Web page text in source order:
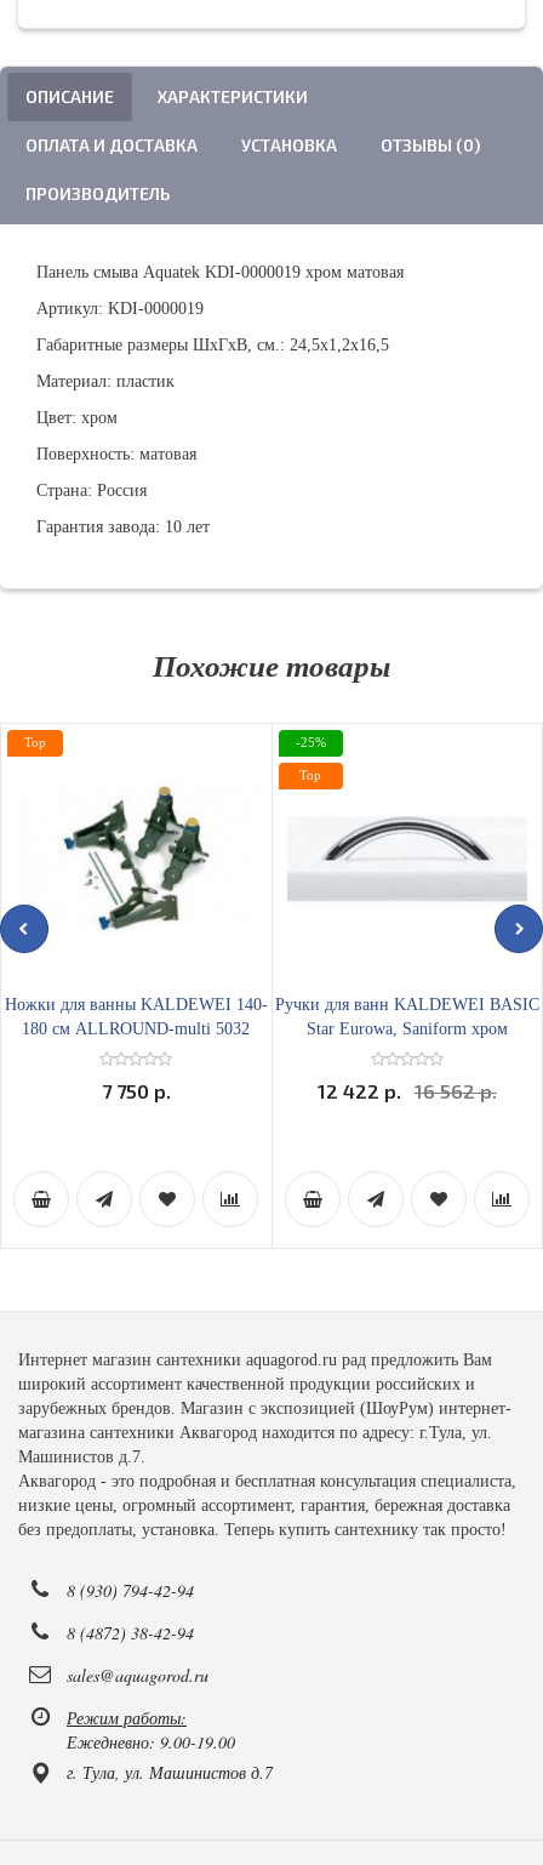
ОПИСАНИЕ ХАРАКТЕРИСТИКИ
ОПЛАТА И ДОСТАВКА УСТАНОВКА ОТЗЫВЫ (0)
ПРОИЗВОДИТЕЛЬ
Панель смыва Aquatek KDI-0000019 хром матовая
Артикул: KDI-0000019
Габаритные размеры ШхГхВ, см.: 24,5х1,2х16,5
Материал: пластик
Цвет: хром
Поверхность: матовая
Страна: Россия
Гарантия завода: 10 лет
Похожие товары
Ножки для ванны KALDEWEI 140-
180 см ALLROUND-multi 5032
7 750 р.
Top
Ручки для ванн KALDEWEI BASIC
Star Eurowa, Saniform хром
12 422 р. 16 562 р.
-25%
Top
Интернет магазин сантехники aquagorod.ru рад предложить Вам
широкий ассортимент качественной продукции российских и
зарубежных брендов. Магазин с экспозицией (ШоуРум) интернет-
магазина сантехники Аквагород находится по адресу: г.Тула, ул.
Машинистов д.7.
Аквагород - это подробная и бесплатная консультация специалиста,
низкие цены, огромный ассортимент, гарантия, бережная доставка
без предоплаты, установка. Теперь купить сантехнику так просто!
8 (930) 794-42-94
8 (4872) 38-42-94
sales@aquagorod.ru
Режим работы:
Ежедневно: 9.00-19.00
г. Тула, ул. Машинистов д.7